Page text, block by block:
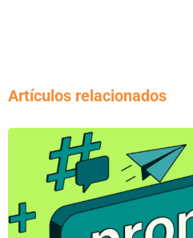
Artículos relacionados